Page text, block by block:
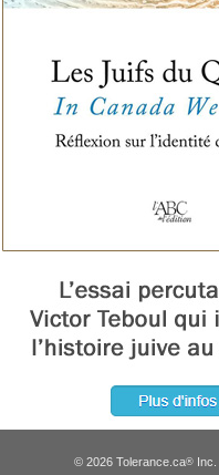
© 2026 Tolerance.ca®Inc.